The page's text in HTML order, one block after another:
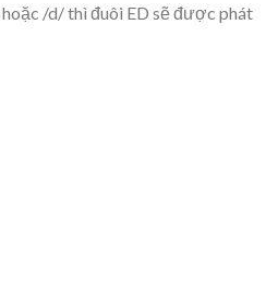
/d/ thì đuôi ED sẽ được phát